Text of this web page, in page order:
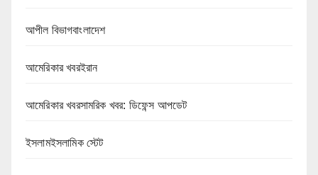
আপীল বিভাগবাংলাদেশ
আমেরিকার খবরইরান
আমেরিকার খবরসামরিক খবর: ডিফেন্স আপডেট
ইসলামইসলামিক স্টেট